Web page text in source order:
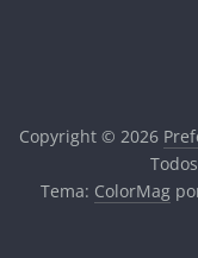
Copyright © 2026
Tema: ColorMag